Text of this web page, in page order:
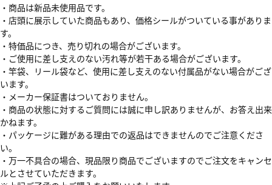
・商品は新品未使用品です。
・店頭に展示していた商品もあり、価格シールがついている事がありま
す。
・特価品につき、売り切れの場合がございます。
・ご使用に差し支えのない汚れ等が若干ある場合がございます。
・竿袋、リール袋など、使用に差し支えのない付属品がない場合がござ
います。
・メーカー保証書はついておりません。
・商品の状態に対するご質問には誠に申し訳ありませんが、お答え出来
かねます。
・パッケージに難がある理由での返品はできませんのでご注意くださ
い。
・万一不具合の場合、現品限り商品でございますのでご注文をキャンセ
ルとさせていただきます。